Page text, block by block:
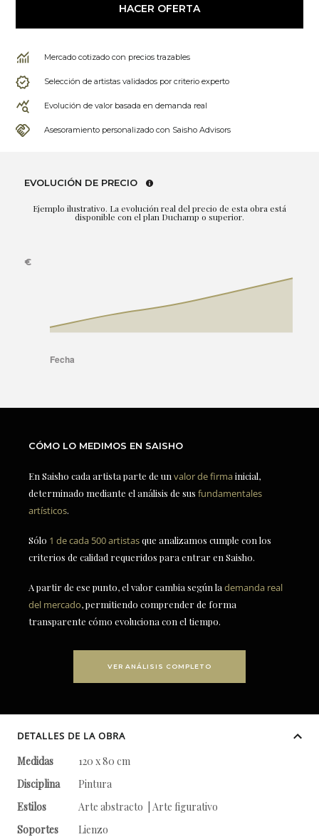
HACER OFERTA
Mercado cotizado con precios trazables
Selección de artistas validados por criterio experto
Evolución de valor basada en demanda real
Asesoramiento personalizado con Saisho Advisors
EVOLUCIÓN DE PRECIO
Ejemplo ilustrativo. La evolución real del precio de esta obra está
disponible con el plan Duchamp o superior.
CÓMO LO MEDIMOS EN SAISHO
En Saisho cada artista parte de un valor de firmainicial,
determinado mediante el análisis de sus fundamentales
artísticos.
Sólo 1 de cada 500 artistasque analizamos cumple con los
criterios de calidad requeridos para entrar en Saisho.
A partir de ese punto, el valor cambia según la demanda real
del mercado, permitiendo comprender de forma
transparente cómo evoluciona con el tiempo.
VER ANÁLISIS COMPLETO
DETALLES DE LA OBRA
Medidas
120 x 80 cm
Disciplina
Pintura
Estilos
Arte abstracto | Arte figurativo
Soportes
Lienzo